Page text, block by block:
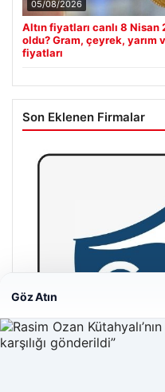
05/08/2026
Altın fiyatları canlı 8
oldu? Gram, çeyrek, yarım
fiyatları
Son Eklenen Firmalar
Göz Atın